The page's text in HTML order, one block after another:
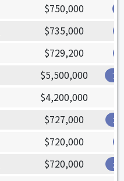
$750,000
$735,000
$729,200
$5,500,000 ブ
$4,200,000
$727,000 ガ
$720,000
$720,000 ガ